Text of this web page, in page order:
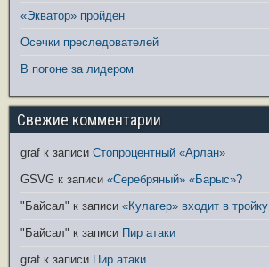
«Экватор» пройден
Осечки преследователей
В погоне за лидером
Свежие комментарии
graf к записи Стопроцентный «Арлан»
GSVG к записи «Серебряный» «Барыс»?
"Байсал" к записи «Кулагер» входит в тройку
"Байсал" к записи Пир атаки
graf к записи Пир атаки